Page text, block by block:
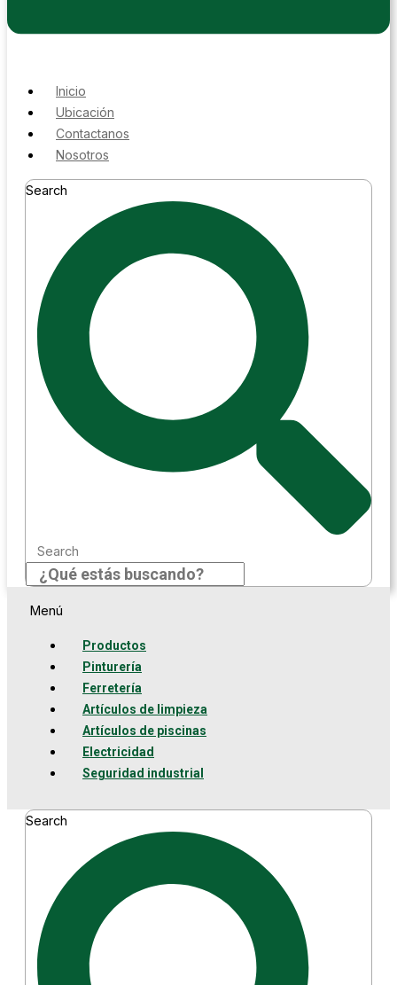
Inicio
Ubicación
Contactanos
Nosotros
Search
Search
Menú
Productos
Pinturería
Ferretería
Artículos de limpieza
Artículos de piscinas
Electricidad
Seguridad industrial
Search